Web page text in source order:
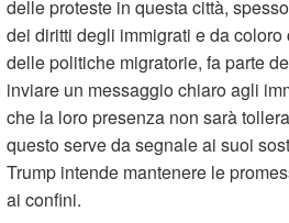
delle proteste in questa città,
dei diritti degli immigrati e da
delle politiche migratorie, fa parte
inviare un messaggio chiaro agli
che la loro presenza non sarà
questo serve da segnale ai suoi
Trump intende mantenere le
ai confini.